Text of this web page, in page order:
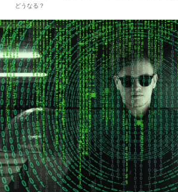
どうなる？